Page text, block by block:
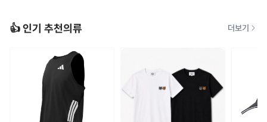
👍 인기 추천의류 더보기